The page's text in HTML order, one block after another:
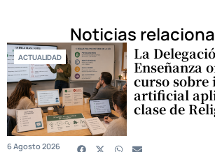
Noticias
ACTUALIDAD La
Enseñanza
curso sobre
artificial
clase de
6 Agosto 2026